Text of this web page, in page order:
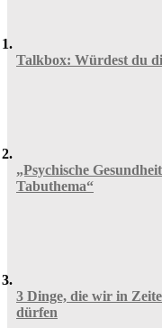
Talkbox: Würdest du
„Psychische
Tabuthema“
3 Dinge, die wir in
dürfen